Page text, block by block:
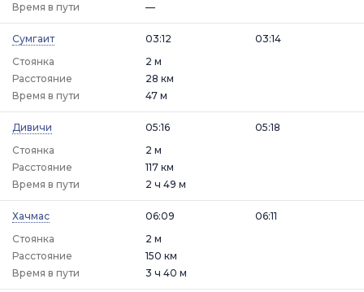
Время в пути
—
Сумгаит
03:12
Стоянка
2 м
03:14
Расстояние
28 км
Время в пути
47 м
Дивичи
05:16
Стоянка
2 м
05:18
Расстояние
117 км
Время в пути
2 ч 49 м
Хачмас
06:09
Стоянка
2 м
06:11
Расстояние
150 км
Время в пути
3 ч 40 м